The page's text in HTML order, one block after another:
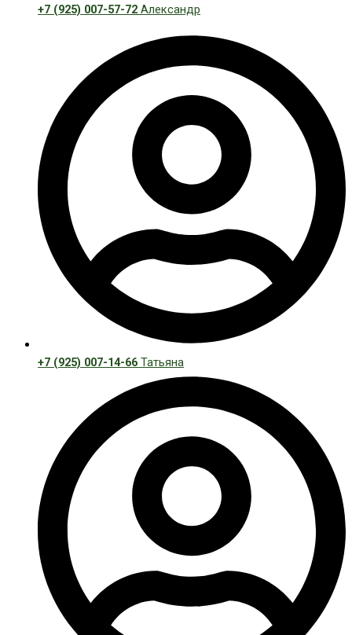
+7 (925) 007-57-72 Александр
+7 (925) 007-14-66 Татьяна